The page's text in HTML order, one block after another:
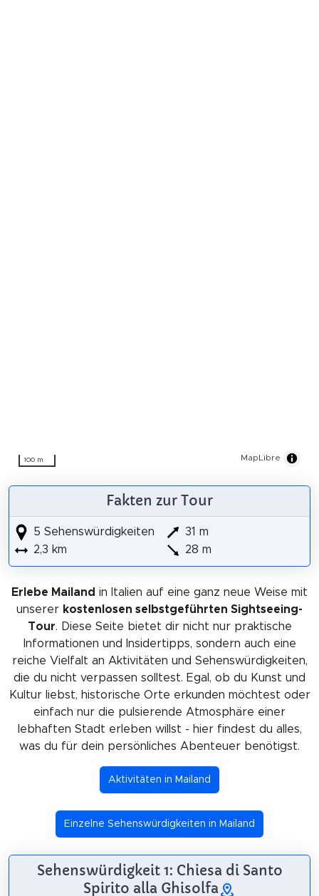
100 m MapLibre
Fakten zur Tour
5 Sehenswürdigkeiten
2,3 km
31 m
28 m
Erlebe Mailand in Italien auf eine ganz neue Weise mit
unserer kostenlosen selbstgeführten Sightseeing-
Tour. Diese Seite bietet dir nicht nur praktische
Informationen und Insidertipps, sondern auch eine
reiche Vielfalt an Aktivitäten und Sehenswürdigkeiten,
die du nicht verpassen solltest. Egal, ob du Kunst und
Kultur liebst, historische Orte erkunden möchtest oder
einfach nur die pulsierende Atmosphäre einer
lebhaften Stadt erleben willst - hier findest du alles,
was du für dein persönliches Abenteuer benötigst.
Aktivitäten in Mailand
Einzelne Sehenswürdigkeiten in Mailand
Sehenswürdigkeit 1: Chiesa di Santo
Spirito alla Ghisolfa